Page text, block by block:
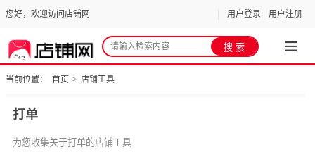
您好，欢迎访问店铺网 用户登录 用户注册
当前位置： 首页 > 店铺工具
打单
为您收集关于打单的店铺工具